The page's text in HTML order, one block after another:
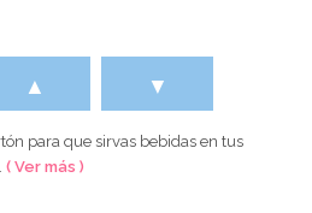
▲ ▼
para que sirvas bebidas en tus
( Ver más )